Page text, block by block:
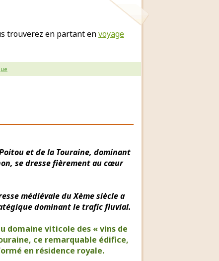
trouverez en partant envoyage
et de la Touraine, dominant
se dresse fièrement au cœur
médiévale du Xème siècle a
dominant le trafic fluvial.
domaine viticole des « vins de
ce remarquable édifice,
en résidence royale.